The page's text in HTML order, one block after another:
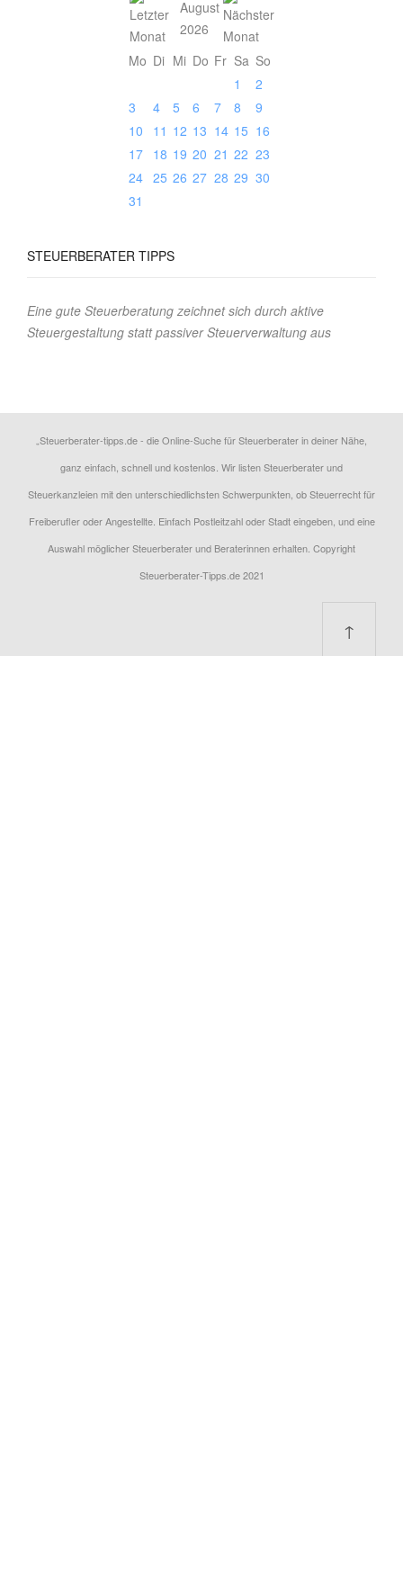
August
2026
Mo Di Mi Do Fr Sa So
1
2
3
4 5 6 7 8
9
10
11 12 13 14 15 16
17
18 19 20 21 22 23
24 25 26 27 28 29 30
31
STEUERBERATER TIPPS
Eine gute Steuerberatung zeichnet sich durch aktive
Steuergestaltung statt passiver Steuerverwaltung aus
„Steuerberater-tipps.de - die Online-Suche für Steuerberater in deiner Nähe,
ganz einfach, schnell und kostenlos. Wir listen Steuerberater und
Steuerkanzleien mit den unterschiedlichsten Schwerpunkten, ob Steuerrecht für
Freiberufler oder Angestellte. Einfach Postleitzahl oder Stadt eingeben, und eine
Auswahl möglicher Steuerberater und Beraterinnen erhalten. Copyright
Steuerberater-Tipps.de 2021
↑